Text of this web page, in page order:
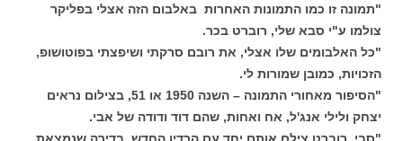
"תמונה זו כמו התמונות האחרות באלבום הזה אצלי בפליקר
צולמו ע"י סבא שלי, רוברט בכר.
"כל האלבומים שלו אצלי, את רובם סרקתי ושיפצתי בפוטושופ,
הזכויות, כמובן שמורות לי.
"הסיפור מאחורי התמונה – השנה 1950 או 51, בצילום נראים
יצחק ולילי אנג'ל, אח ואחות, שהם דוד ודודה של אבי.
"סבי, רוברט צילם אותם יחד עם הרדיו החדש, בדירה שנמצאת